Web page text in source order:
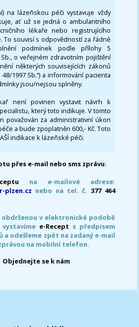
na lázeňskou péči vystavuje vždy
ať už se jedná o ambulantního
lékaře nebo registrujícího
To souvisí s odpovědností za řádné
podmínek podle přílohy 5
o veřejném zdravotním pojištění
některých souvisejících zákonů
1997 Sb.“) a informování pacienta
jsou/nejsou splněny.
není povinen vystavit návrh k
který toto indikuje. V tomto
považován za administrativní úkon
a bude zpoplatněn 600,- Kč. Toto
indikace k lázeňské péči.
přes e-mail nebo sms zprávu:
na e-mailové adrese:
plzen.cz nebo na tel. č. 377 464
v elektronické podobě
e-Recept s předpisem
a odešleme zpět na zadaný e-mail
na mobilní telefon.
Objednejte se k nám